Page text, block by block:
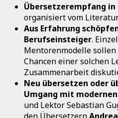
Übersetzerempfang
organisiert vom
Aus Erfahrung
Berufseinsteiger.
Mentorenmodelle
Chancen einer solchen
Zusammenarbeit
Neu übersetzen oder
Umgang mit
und Lektor Sebastian